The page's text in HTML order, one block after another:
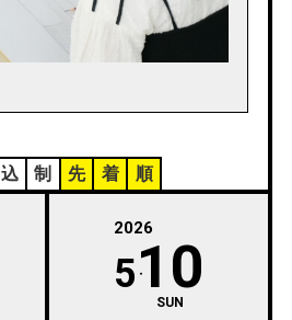
込 制 先 着 順
2026
510
SUN